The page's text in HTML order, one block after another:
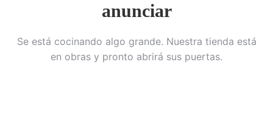
anunciar
Se está cocinando algo grande. Nuestra tienda está
en obras y pronto abrirá sus puertas.